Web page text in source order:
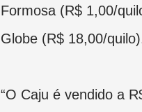
Formosa (R$ 1,00/
Globe (R$ 18,00/
“O Caju é vendido a